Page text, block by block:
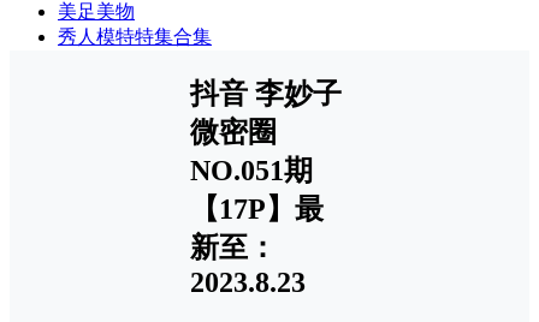
美足美物
秀人模特特集合集
抖音 李妙子
微密圈
NO.051期
【17P】最
新至：
2023.8.23